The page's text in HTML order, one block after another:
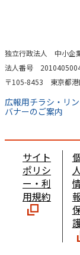
独立行政法人 中小企
法人番号
〒105-8453 東京都港
広報用チラシ・リ
バナーのご案内
サイト
ポリシ
ー・利
用規約